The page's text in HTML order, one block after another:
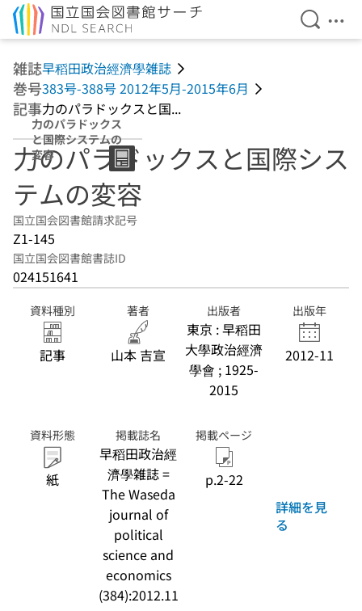
検索を
メ
雑誌早稻田政治經濟學雑誌
巻号383号-388号 2012年5月-2015年6月
記事力のパラドックスと国...
力のパラドックス
と国際システムの
変容
力のパラドックスと国際シス
テムの変容
国立国会図書館請求記号
Z1-145
国立国会図書館書誌ID
024151641
資料種別
記事
著者
山本 吉宣
出版者
東京 : 早稻田
大學政治經濟
學會 ; 1925-
2015
出版年
2012-11
資料形態
紙
掲載誌名
早稻田政治經
濟學雑誌 =
The Waseda
journal of
political
science and
economics
(384):2012.11
掲載ページ
p.2-22
詳細を見
る